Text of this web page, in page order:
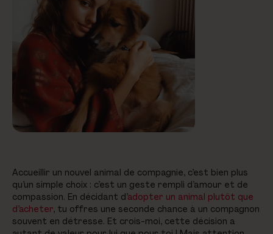
Accueillir un nouvel animal de compagnie, c’est bien plus
qu’un simple choix : c’est un geste rempli d’amour et de
compassion. En décidant d’adopter un animal plutôt que
d’acheter, tu offres une seconde chance à un compagnon
souvent en détresse. Et crois-moi, cette décision a